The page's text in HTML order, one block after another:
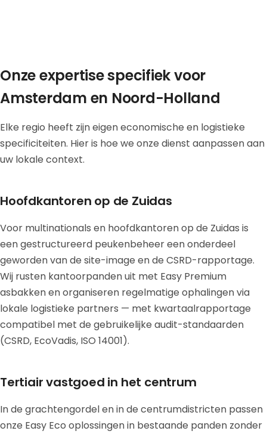
Onze expertise specifiek voor
Amsterdam en Noord-Holland
Elke regio heeft zijn eigen economische en logistieke
specificiteiten. Hier is hoe we onze dienst aanpassen aan
uw lokale context.
Hoofdkantoren op de Zuidas
Voor multinationals en hoofdkantoren op de Zuidas is
een gestructureerd peukenbeheer een onderdeel
geworden van de site-image en de CSRD-rapportage.
Wij rusten kantoorpanden uit met Easy Premium
asbakken en organiseren regelmatige ophalingen via
lokale logistieke partners — met kwartaalrapportage
compatibel met de gebruikelijke audit-standaarden
(CSRD, EcoVadis, ISO 14001).
Tertiair vastgoed in het centrum
In de grachtengordel en in de centrumdistricten passen
onze Easy Eco oplossingen in bestaande panden zonder